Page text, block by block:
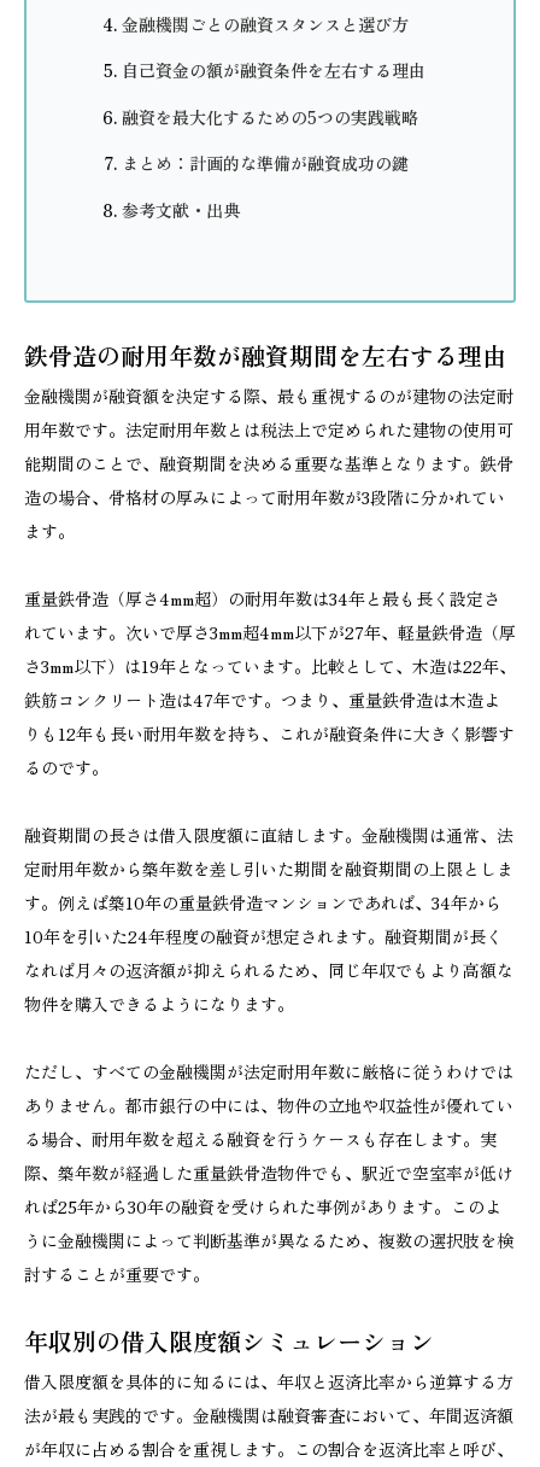
金融機関ごとの融資スタンスと選び方
自己資金の額が融資条件を左右する理由
融資を最大化するための5つの実践戦略
まとめ：計画的な準備が融資成功の鍵
参考文献・出典
鉄骨造の耐用年数が融資期間を左右する理由
金融機関が融資額を決定する際、最も重視するのが建物の法定耐
用年数です。法定耐用年数とは税法上で定められた建物の使用可
能期間のことで、融資期間を決める重要な基準となります。鉄骨
造の場合、骨格材の厚みによって耐用年数が3段階に分かれてい
ます。
重量鉄骨造（厚さ4mm超）の耐用年数は34年と最も長く設定さ
れています。次いで厚さ3mm超4mm以下が27年、軽量鉄骨造（厚
さ3mm以下）は19年となっています。比較として、木造は22年、
鉄筋コンクリート造は47年です。つまり、重量鉄骨造は木造よ
りも12年も長い耐用年数を持ち、これが融資条件に大きく影響す
るのです。
融資期間の長さは借入限度額に直結します。金融機関は通常、法
定耐用年数から築年数を差し引いた期間を融資期間の上限としま
す。例えば築10年の重量鉄骨造マンションであれば、34年から
10年を引いた24年程度の融資が想定されます。融資期間が長く
なれば月々の返済額が抑えられるため、同じ年収でもより高額な
物件を購入できるようになります。
ただし、すべての金融機関が法定耐用年数に厳格に従うわけでは
ありません。都市銀行の中には、物件の立地や収益性が優れてい
る場合、耐用年数を超える融資を行うケースも存在します。実
際、築年数が経過した重量鉄骨造物件でも、駅近で空室率が低け
れば25年から30年の融資を受けられた事例があります。このよ
うに金融機関によって判断基準が異なるため、複数の選択肢を検
討することが重要です。
年収別の借入限度額シミュレーション
借入限度額を具体的に知るには、年収と返済比率から逆算する方
法が最も実践的です。金融機関は融資審査において、年間返済額
が年収に占める割合を重視します。この割合を返済比率と呼び、